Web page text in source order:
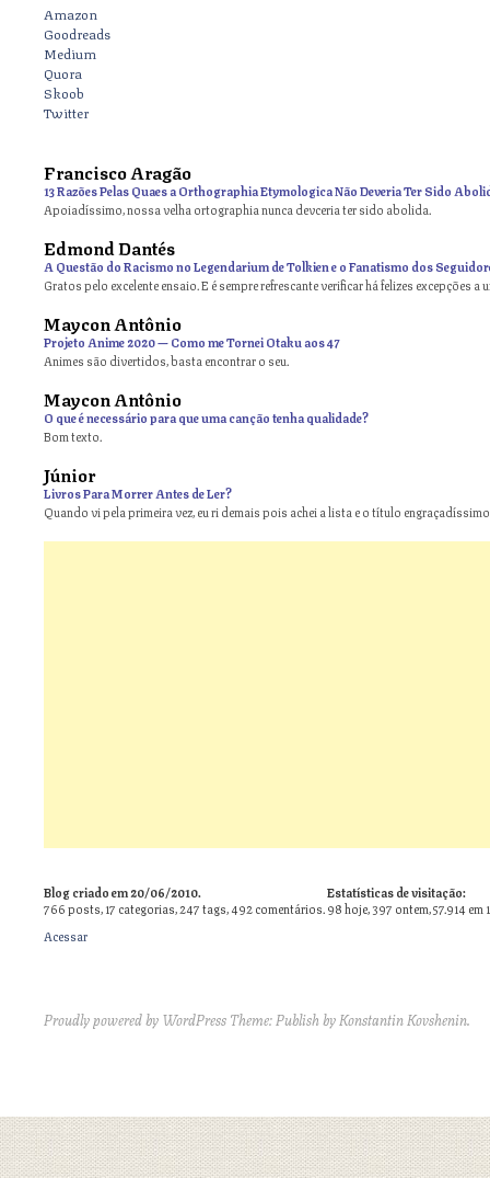
Amazon
Goodreads
Medium
Quora
Skoob
Twitter
Francisco Aragão
13 Razões Pelas Quaes a Orthographia Etymologica Não Deveria Ter Sido
Apoiadíssimo, nossa velha ortographia nunca devceria ter sido abolida.
Edmond Dantés
A Questão do Racismo no Legendarium de Tolkien e o Fanatismo dos
Gratos pelo excelente ensaio. E é sempre refrescante verificar há felizes excepções a
Maycon Antônio
Projeto Anime 2020 — Como me Tornei Otaku aos 47
Animes são divertidos, basta encontrar o seu.
Maycon Antônio
O que é necessário para que uma canção tenha qualidade?
Bom texto.
Júnior
Livros Para Morrer Antes de Ler?
Quando vi pela primeira vez, eu ri demais pois achei a lista e o título
Blog criado em 20/06/2010.
766posts,17 categorias,247tags,492comentários.
Estatísticas de visitação:
98 hoje, 397 ontem, 57.914 em
Acessar
Proudly powered by WordPress Theme: Publish byKonstantin Kovshenin.